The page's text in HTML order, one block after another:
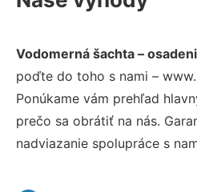
Vodomerná šachta –
poďte do toho s nami –
Ponúkame vám prehľad
prečo sa obrátiť na nás.
nadviazanie spolupráce s